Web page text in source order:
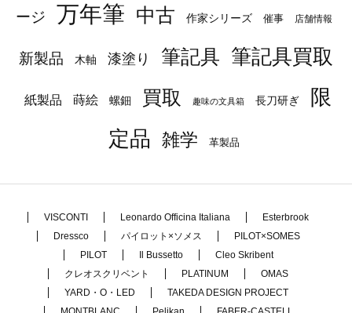
ージ 万年筆 中古 作家シリーズ 催事 店舗情報
新製品 木軸 漆塗り 筆記具 筆記具買取
紙製品 蒔絵 螺鈿 買取 趣味の文具箱 長刀研ぎ
限
定品
雑学 革製品
VISCONTI Leonardo Officina Italiana
Esterbrook
Dressco
パイロット×ソメス
PILOT×SOMES
PILOT
Il Bussetto
Cleo Skribent
クレオスクリベント
PLATINUM
OMAS
YARD・O・LED
TAKEDA DESIGN PROJECT